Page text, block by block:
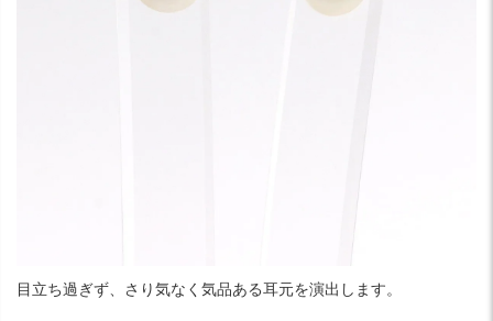
目立ち過ぎず、さり気なく気品ある耳元を演出します。